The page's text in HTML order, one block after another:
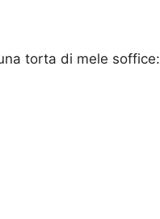
torta di mele soffice: